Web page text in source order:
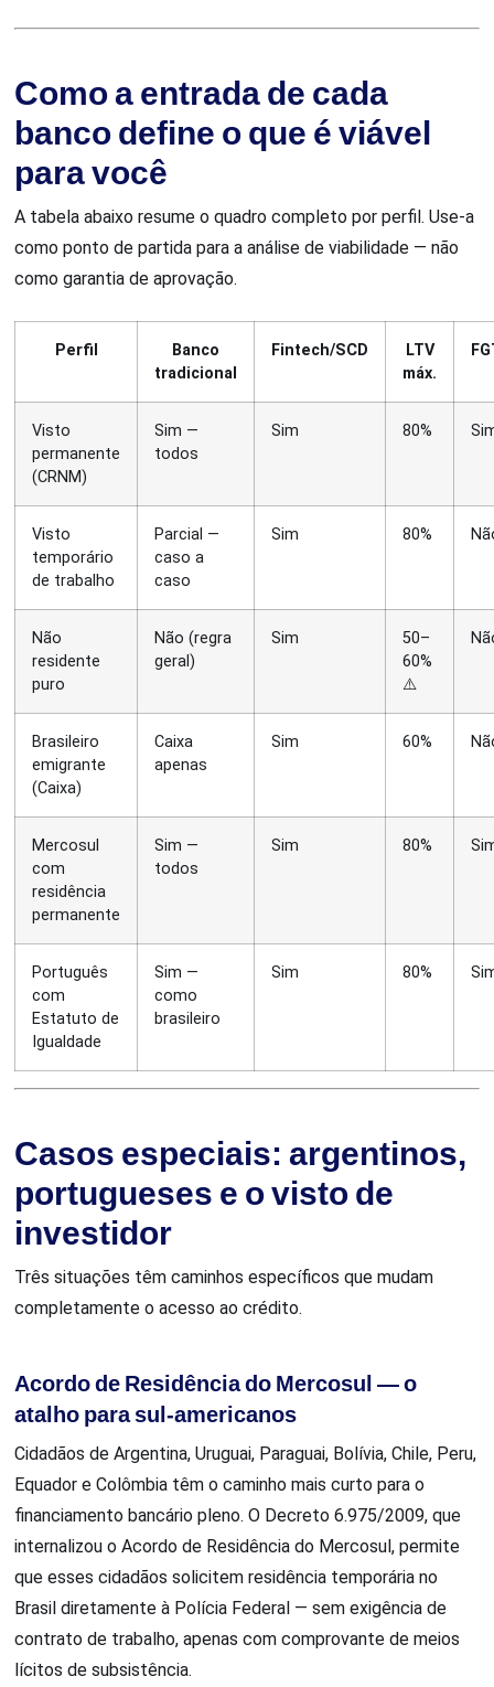
Como a entrada de cada
banco define o que é viável
para você
A tabela abaixo resume o quadro completo por perfil. Use-a
como ponto de partida para a análise de viabilidade — não
como garantia de aprovação.
Perfil
Banco
tradicional
Fintech/SCD
LTV
máx.
Visto
permanente
(CRNM)
Sim —
todos
Sim 80%
Visto
temporário
de trabalho
Parcial —
caso a
caso
Sim 80%
Não
residente
puro
Não (regra
geral)
Sim
50–
60%
⚠️
Brasileiro
emigrante
(Caixa)
Caixa
apenas
Sim 60%
Mercosul
com
residência
permanente
Sim —
todos
Sim 80%
Português
com
Estatuto de
Igualdade
Sim —
como
brasileiro
Sim 80%
Casos especiais: argentinos,
portugueses e o visto de
investidor
Três situações têm caminhos específicos que mudam
completamente o acesso ao crédito.
Acordo de Residência do Mercosul — o
atalho para sul-americanos
Cidadãos de Argentina, Uruguai, Paraguai, Bolívia, Chile, Peru,
Equador e Colômbia têm o caminho mais curto para o
financiamento bancário pleno. O Decreto 6.975/2009, que
internalizou o Acordo de Residência do Mercosul, permite
que esses cidadãos solicitem residência temporária no
Brasil diretamente à Polícia Federal — sem exigência de
contrato de trabalho, apenas com comprovante de meios
lícitos de subsistência.